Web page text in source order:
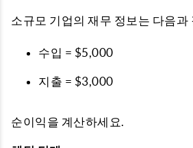
소규모 기업의 재무 정보는 다음과
수입 = $5,000
지출 = $3,000
순이익을 계산하세요.